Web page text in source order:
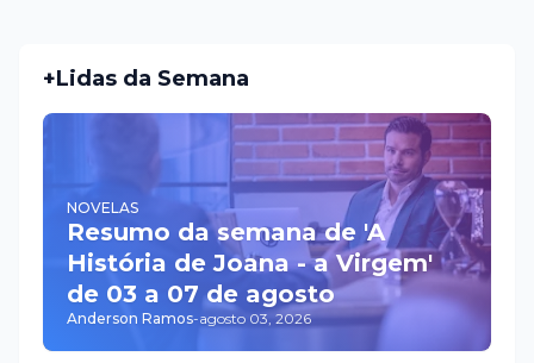
+Lidas da Semana
NOVELAS
Resumo da semana de 'A
História de Joana - a Virgem'
de 03 a 07 de agosto
Anderson Ramos-agosto 03, 2026